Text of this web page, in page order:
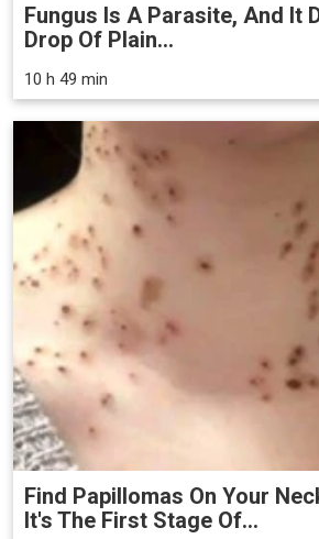
Fungus Is A Parasite, And It
Drop Of Plain...
10 h 49 min
Find Papillomas On Your
It's The First Stage Of...